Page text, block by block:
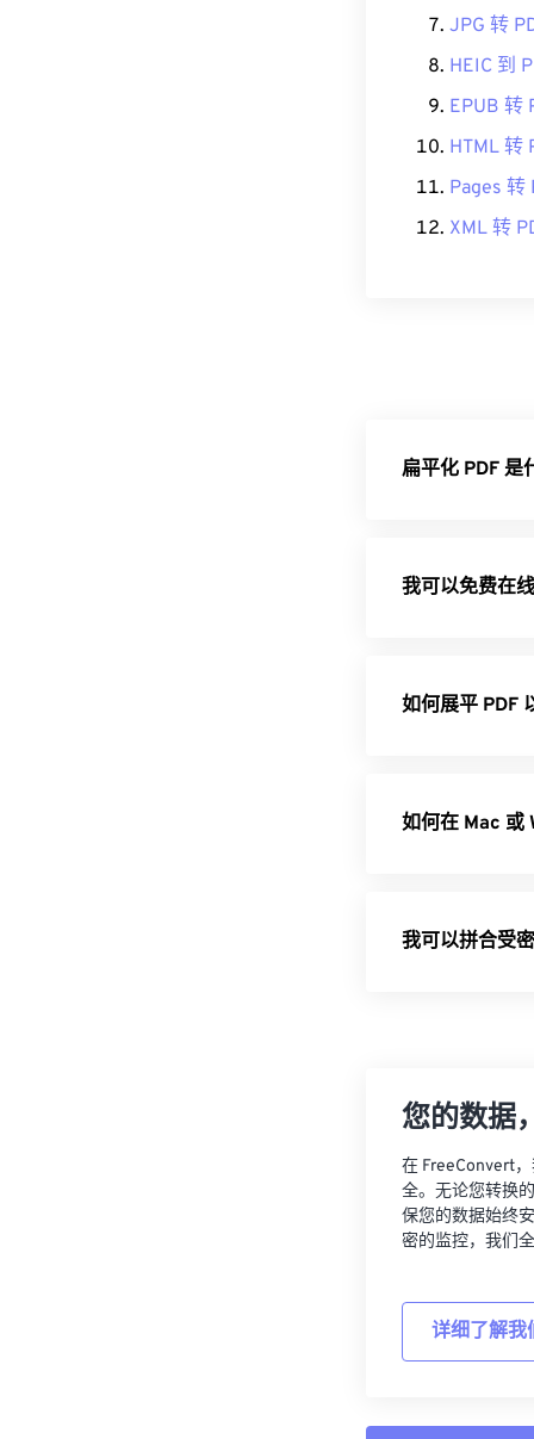
JPG 转
HEIC 到
EPUB 转
HTML 转
Pages 转
XML 转
扁平化 PDF 是
我可以免费在
如何展平 PDF
如何在 Mac 或
我可以拼合受
您的数据
在 FreeConvert
全。无论您转换
保您的数据始终
密的监控，我们
详细了解我